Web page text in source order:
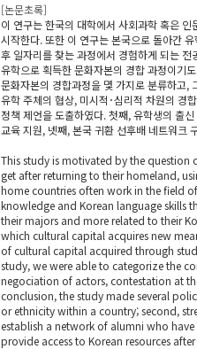
[논문초록]
이 연구는 한국의 대학에서 사회과학 혹은
시작한다. 또한 이 연구는 본국으로 돌아간
후 일자리를 찾는 과정에서 경험하게 되는
유학으로 획득한 문화자본의 경합 과정이기
문화자본의 경합과정을 몇 가지로 분류하고,
유학 주체의 협상, 미시적･심리적 차원의 경
정책 제언을 도출하였다. 첫째, 유학생의 출
교육 지원, 넷째, 본국 귀환 선후배 네트워크
This study is motivated by the question
get after returning to their homeland,
home countries often work in the field
knowledge and Korean language skills
their majors and more related to their
which cultural capital acquires new
of cultural capital acquired through
study, we were able to categorize the
negociation of actors, contestation at
conclusion, the study made several
or ethnicity within a country; second,
establish a network of alumni who
provide access to Korean resources